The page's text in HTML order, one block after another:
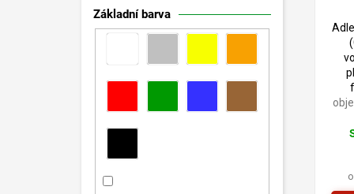
3L
0,3L 1
0,25L
Základní barva